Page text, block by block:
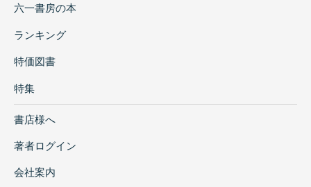
六一書房の本
ランキング
特価図書
特集
書店様へ
著者ログイン
会社案内